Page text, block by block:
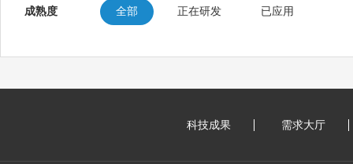
成熟度 全部 正在研发 已应用
科技成果 需求大厅